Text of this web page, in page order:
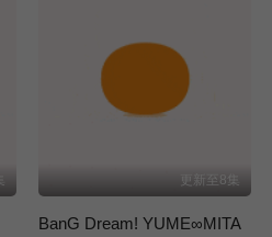
更新至8集
BanG Dream! YUME∞MITA